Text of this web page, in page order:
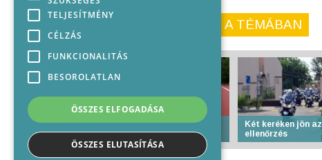
KORÁBBI CIKKEINK A TÉMÁBAN
Ilyen lesz a Rákóczi új
pályája
Két keréken jön az
ellenőrzés
TELJESÍTMÉNY
CÉLZÁS
FUNKCIONALITÁS
BESOROLATLAN
ÖSSZES ELFOGADÁSA
ÖSSZES ELUTASÍTÁSA